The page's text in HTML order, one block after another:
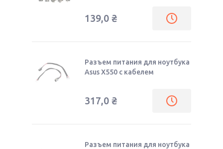
139,0 ₴
Разъем питания для ноутбука
Asus X550 c кабелем
317,0 ₴
Разъем питания для ноутбука